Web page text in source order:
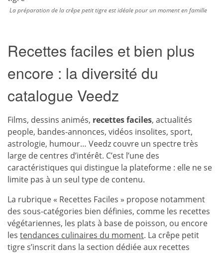
La préparation de la crêpe petit tigre est idéale pour un moment en famille
Recettes faciles et bien plus
encore : la diversité du
catalogue Veedz
Films, dessins animés, recettes faciles, actualités
people, bandes-annonces, vidéos insolites, sport,
astrologie, humour… Veedz couvre un spectre très
large de centres d’intérêt. C’est l’une des
caractéristiques qui distingue la plateforme : elle ne se
limite pas à un seul type de contenu.
La rubrique « Recettes Faciles » propose notamment
des sous-catégories bien définies, comme les recettes
végétariennes, les plats à base de poisson, ou encore
les tendances culinaires du moment. La crêpe petit
tigre s’inscrit dans la section dédiée aux recettes